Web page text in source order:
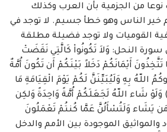
من الجزمية بأن العرب وكذلك
خير الناس وهو خطأ جسيم. لا توجد في
‏القوميات ولا توجد فضيلة مطلقة
سورة النحل: وَلاَ تَكُونُواْ كَالَّتِي نَقَضَتْ
تَتَّخِذُونَ أَيْمَانَكُمْ دَخَلاً بَيْنَكُمْ أَن تَكُونَ أُمَّةٌ
اللّهُ بِهِ وَلَيُبَيِّنَنَّ ‏لَكُمْ يَوْمَ الْقِيَامَةِ مَا
كُنتُمْ فِيهِ تَخْتَلِفُونَ (92) وَلَوْ شَاء اللّهُ لَجَعَلَكُمْ أُمَّةً وَاحِدَةً وَلكِن
يَشَاء وَلَتُسْأَلُنَّ عَمَّا كُنتُمْ تَعْمَلُونَ
والمواثيق الموجودة بين الأمم والدخل